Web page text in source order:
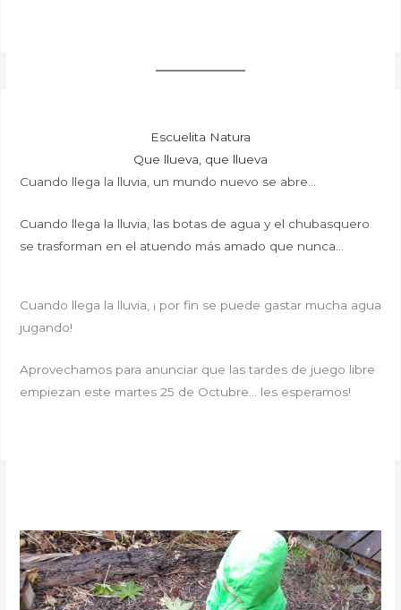
Escuelita Natura
Que llueva, que llueva
Cuando llega la lluvia, un mundo nuevo se abre…
Cuando llega la lluvia, las botas de agua y el chubasquero
se trasforman en el atuendo más amado que nunca…
Cuando llega la lluvia, ¡ por fin se puede gastar mucha agua
jugando!
Aprovechamos para anunciar que las tardes de juego libre
empiezan este martes 25 de Octubre… les esperamos!